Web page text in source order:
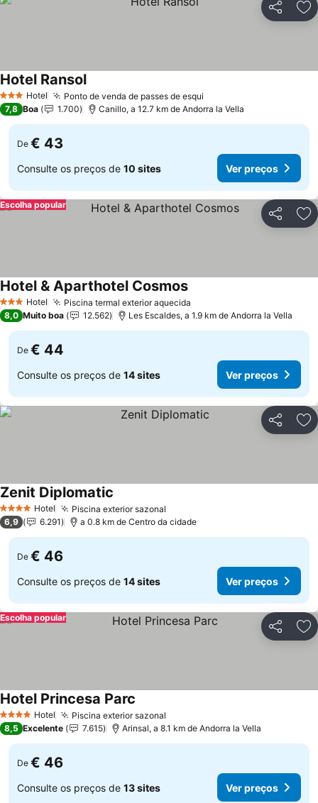
Partilhar
3 EstrelasHotel Ponto de venda de passes de esqui
Hotel RansolVer preços
7,8 Boa 1.700 Canillo, a 12.7 km de Andorra la Vella
De € 43
Consulte os preços de 10 sites Ver preços
Partilhar
Escolha popular
3 EstrelasHotel Piscina termal exterior aquecida
Hotel & Aparthotel CosmosVer preços
8,0 Muito boa 12.562 Les Escaldes, a 1.9 km de Andorra la Vella
De € 44
Consulte os preços de 14 sites Ver preços
Partilhar
4 EstrelasHotel Piscina exterior sazonal
Zenit Diplomatic
6,9 6.291 a 0.8 km de Centro da cidade
De € 46
Consulte os preços de 14 sites Ver preços
Partilhar
Escolha popular
4 EstrelasHotel Piscina exterior sazonal
Hotel Princesa Parc
8,5 Excelente 7.615 Arinsal, a 8.1 km de Andorra la Vella
De € 46
Consulte os preços de 13 sites Ver preços